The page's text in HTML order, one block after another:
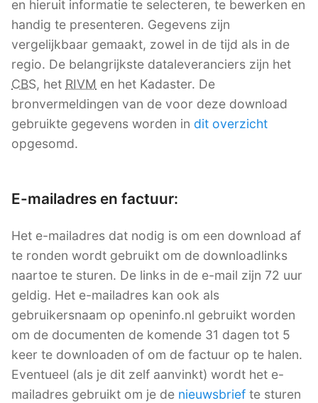
en hieruit informatie te selecteren, te bewerken en
handig te presenteren. Gegevens zijn
vergelijkbaar gemaakt, zowel in de tijd als in de
regio. De belangrijkste dataleveranciers zijn het
CBS, het RIVM en het Kadaster. De
bronvermeldingen van de voor deze download
gebruikte gegevens worden in dit overzicht
opgesomd.
E-mailadres en factuur:
Het e-mailadres dat nodig is om een download af
te ronden wordt gebruikt om de downloadlinks
naartoe te sturen. De links in de e-mail zijn 72 uur
geldig. Het e-mailadres kan ook als
gebruikersnaam op openinfo.nl gebruikt worden
om de documenten de komende 31 dagen tot 5
keer te downloaden of om de factuur op te halen.
Eventueel (als je dit zelf aanvinkt) wordt het e-
mailadres gebruikt om je de nieuwsbrief te sturen